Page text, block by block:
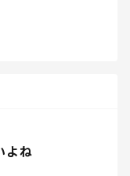
と思うんだけど
よね